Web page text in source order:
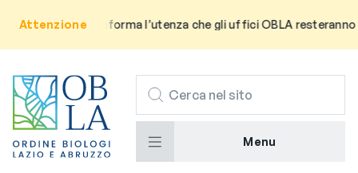
Attenzione
Avviso: Si informa l’utenza che gli uffici OBLA resteranno
CERCA
Menu